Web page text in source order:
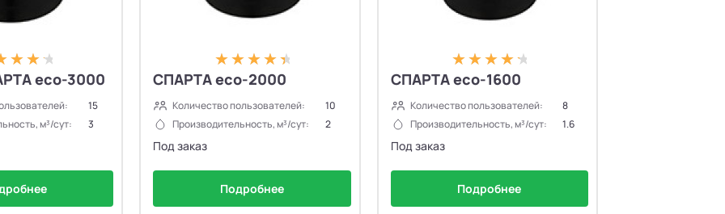
eco-3000
15
м³/сут:
3
СПАРТА eco-2000
Количество пользователей:
10
Производительность, м³/сут:
2
Под заказ
Подробнее
СПАРТА eco-1600
Количество пользователей:
8
Производительность, м³/сут:
1.6
Под заказ
Подробнее